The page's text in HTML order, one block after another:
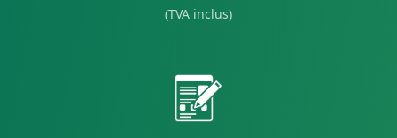
(TVA inclus)